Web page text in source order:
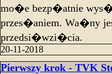
mo�e bezp�atnie
przes�aniem. Wa�ny
przedsi�wzi�cia.
20-11-2018
Pierwszy krok - TVK